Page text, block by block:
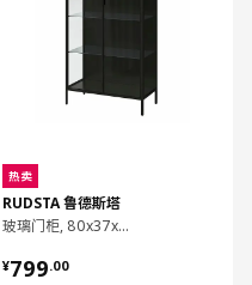
热卖
RUDSTA 鲁德斯塔
玻璃门柜, 80x37x120 厘米
¥799.00
¥ 799.00